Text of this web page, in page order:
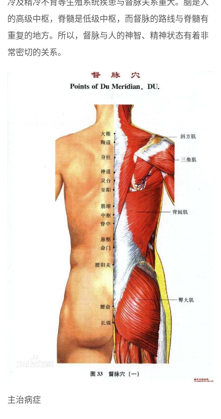
冷及精冷不育等生殖系统疾患与督脉关系重大。脑是人
的高级中枢，脊髓是低级中枢，而督脉的路线与脊髓有
重复的地方。所以，督脉与人的神智、精神状态有着非
常密切的关系。
主治病症